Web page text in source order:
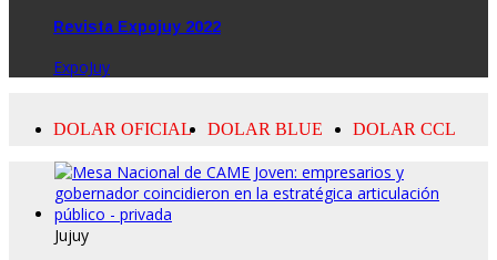
Revista Expojuy 2022
ExpoJuy
Jujuy